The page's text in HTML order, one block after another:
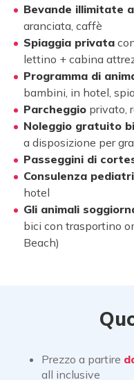
Bevande illimitate
aranciata, caffè
Spiaggia privata
lettino + cabina
Programma di
bambini, in hotel,
Parcheggio privato,
Noleggio gratuito
a disposizione per
Passeggini di
Consulenza
hotel
Gli animali
bici con trasportino
Beach)
Prezzo a partire
all inclusive